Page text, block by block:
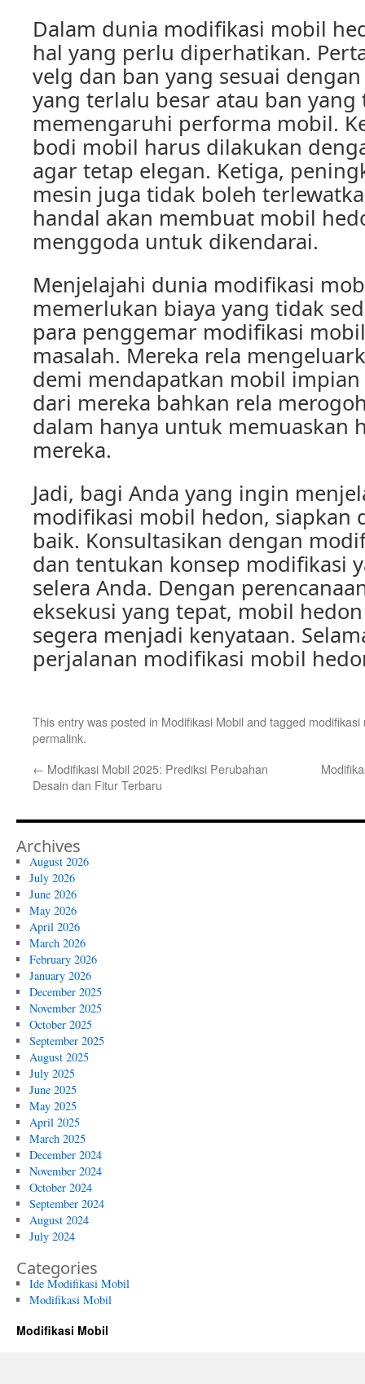
Dalam dunia modifikasi mobil
hal yang perlu diperhatikan.
velg dan ban yang sesuai
yang terlalu besar atau ban
memengaruhi performa mobil.
bodi mobil harus dilakukan
agar tetap elegan. Ketiga,
mesin juga tidak boleh
handal akan membuat mobil
menggoda untuk dikendarai.
Menjelajahi dunia modifikasi
memerlukan biaya yang tidak
para penggemar modifikasi
masalah. Mereka rela
demi mendapatkan mobil impian
dari mereka bahkan rela
dalam hanya untuk memuaskan
mereka.
Jadi, bagi Anda yang ingin
modifikasi mobil hedon, siapkan
baik. Konsultasikan dengan
dan tentukan konsep modifikasi
selera Anda. Dengan
eksekusi yang tepat, mobil
segera menjadi kenyataan.
perjalanan modifikasi mobil
This entry was posted in Modifikasi Mobil and tagged modifikasi
permalink.
← Modifikasi Mobil 2025: Prediksi Perubahan
Desain dan Fitur Terbaru
Archives
August 2026
July 2026
June 2026
May 2026
April 2026
March 2026
February 2026
January 2026
December 2025
November 2025
October 2025
September 2025
August 2025
July 2025
June 2025
May 2025
April 2025
March 2025
December 2024
November 2024
October 2024
September 2024
August 2024
July 2024
Categories
Ide Modifikasi Mobil
Modifikasi Mobil
Modifikasi Mobil